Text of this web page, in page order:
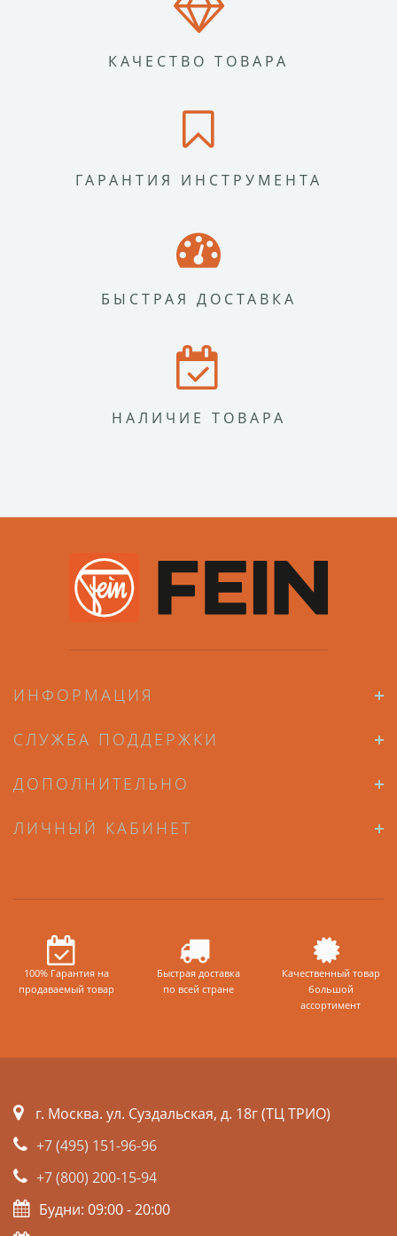
КАЧЕСТВО ТОВАРА
ГАРАНТИЯ ИНСТРУМЕНТА
БЫСТРАЯ ДОСТАВКА
НАЛИЧИЕ ТОВАРА
ИНФОРМАЦИЯ
СЛУЖБА ПОДДЕРЖКИ
ДОПОЛНИТЕЛЬНО
ЛИЧНЫЙ КАБИНЕТ
100% Гарантия на
продаваемый товар
Быстрая доставка
по всей стране
Качественный товар
большой
ассортимент
г. Москва. ул. Суздальская, д. 18г (ТЦ ТРИО)
+7 (495) 151-96-96
+7 (800) 200-15-94
Будни: 09:00 - 20:00